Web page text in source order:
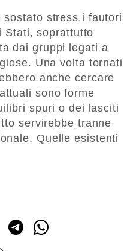
sostato stress i fautori
Stati, soprattutto
dai gruppi legati a
Una volta tornati
anche cercare
sono forme
spuri o dei lasciti
servirebbe tranne
Quelle esistenti